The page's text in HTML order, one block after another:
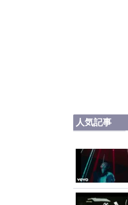
人気記事